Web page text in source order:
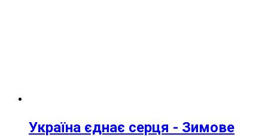
Україна єднає серця - Зимове